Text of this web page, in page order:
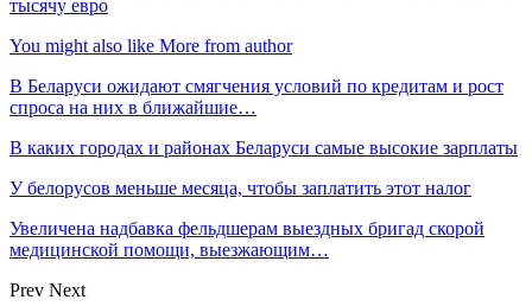
тысячу евро
You might also like More from author
В Беларуси ожидают смягчения условий по кредитам и рост
спроса на них в ближайшие…
В каких городах и районах Беларуси самые высокие зарплаты
У белорусов меньше месяца, чтобы заплатить этот налог
Увеличена надбавка фельдшерам выездных бригад скорой
медицинской помощи, выезжающим…
Prev Next